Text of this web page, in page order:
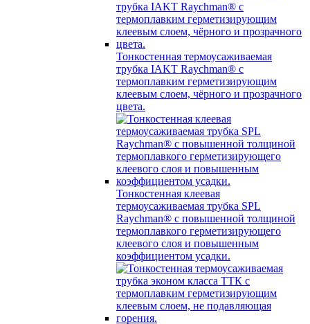
Тонкостенная термоусаживаемая
трубка IAKT Raychman® с
термоплавким герметизирующим
клеевым слоем, чёрного и прозрачного
цвета.
Тонкостенная клеевая
термоусаживаемая трубка SPL
Raychman® с повышенной толщиной
термоплавкого герметизирующего
клеевого слоя и повышенным
коэффициентом усадки.